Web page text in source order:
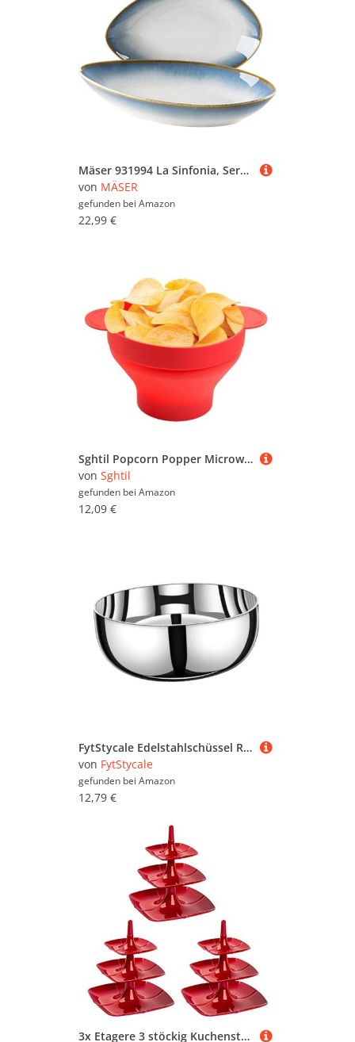
Mäser 931994 La Sinfonia, Servierschalen Set, ovale Keramik Deko Schalen in 2 Größen, moderner Vintage Look mit Farbverlauf von Blau zu Weiß, Steinzeug
von MÄSER
gefunden bei Amazon
22,99 €
Sghtil Popcorn Popper Microwave Bowl, Popcorn Bowl Mikrowelle Popcorn Schale - Silikon Popper Mikrowellen Popcorn | Multifunktionale und hitzebeständige faltbare Lebensmittelbehälter für Zuhause
von Sghtil
gefunden bei Amazon
12,09 €
FytStycale Edelstahlschüssel Rührschüssel-Set für die Küche, Salatschüssel, Servierschüssel, Chipsschüssel stapelbar für die Zubereitung von Speisen, spülmaschinenfest, 30 cm
von FytStycale
gefunden bei Amazon
12,79 €
3x Etagere 3 stöckig Kuchenständer Dessertständer Tortenhalter Käseplatte Kunststoff Farbe rot